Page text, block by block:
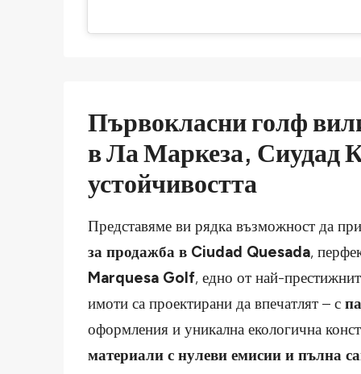
Първокласни голф
в Ла Маркеза, Сиудад
устойчивостта
Представяме ви рядка възможност да
за продажба в Ciudad Quesada,
Marquesa Golf, едно от най-
имоти са проектирани да впечатлят – с
оформления и уникална екологична
материали с нулеви емисии и пълна